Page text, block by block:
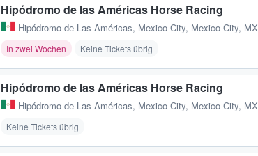
Hipódromo de las Américas Horse Racing
Hipódromo de Las Américas, Mexico City, Mexico City, MX
In zwei Wochen Keine Tickets übrig
Hipódromo de las Américas Horse Racing
Hipódromo de Las Américas, Mexico City, Mexico City, MX
Keine Tickets übrig